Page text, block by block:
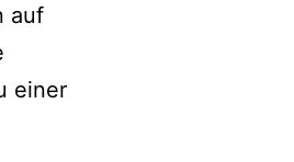
auf
einer